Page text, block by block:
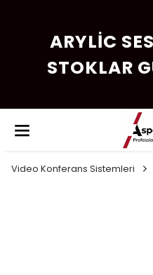
ARYLIC
STOKLAR
Video Konferans Sistemleri